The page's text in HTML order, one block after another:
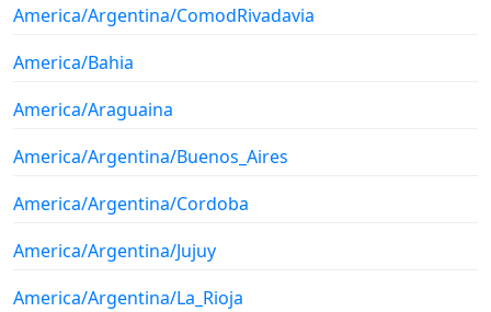
America/Argentina/ComodRivadavia
America/Bahia
America/Araguaina
America/Argentina/Buenos_Aires
America/Argentina/Cordoba
America/Argentina/Jujuy
America/Argentina/La_Rioja